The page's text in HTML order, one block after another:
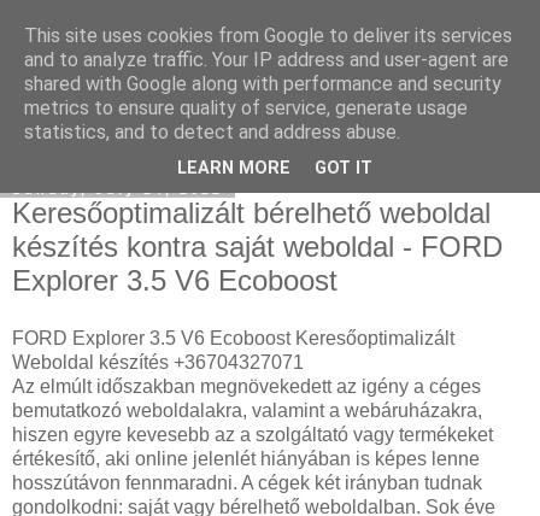
Keresőoptimalizálás : klíma
Keresőoptimalizált bérelhető weboldal
készítés kontra saját weboldal - FORD
Explorer 3.5 V6 Ecoboost
FORD Explorer 3.5 V6 Ecoboost Keresőoptimalizált
Weboldal készítés +36704327071
Az elmúlt időszakban megnövekedett az igény a céges
bemutatkozó weboldalakra, valamint a webáruházakra,
hiszen egyre kevesebb az a szolgáltató vagy termékeket
értékesítő, aki online jelenlét hiányában is képes lenne
hosszútávon fennmaradni. A cégek két irányban tudnak
gondolkodni: saját vagy bérelhető weboldalban. Sok éve
This site uses cookies from Google to deliver its services
and to analyze traffic. Your IP address and user-agent are
shared with Google along with performance and security
metrics to ensure quality of service, generate usage
statistics, and to detect and address abuse.
LEARN MORE GOT IT